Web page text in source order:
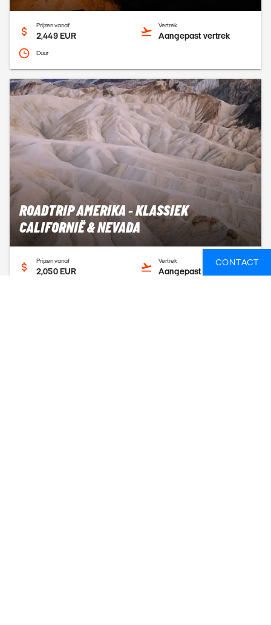
Prijzen vanaf
2,449 EUR
Duur
Vertrek
Aangepast vertrek
ROADTRIP AMERIKA - KLASSIEK
CALIFORNIË & NEVADA
Prijzen vanaf
2,050 EUR
Vertrek
Aangepast vertrek
CONTACT